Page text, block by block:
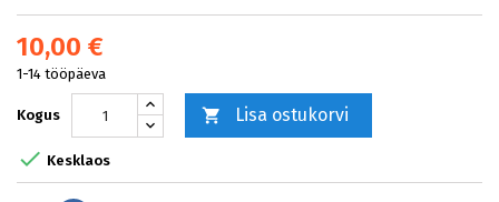
10,00 €
1-14 tööpäeva
Kogus  Lisa ostukorvi
 Kesklaos